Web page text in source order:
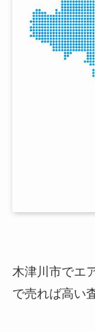
木津川市でエ
で売れば高い